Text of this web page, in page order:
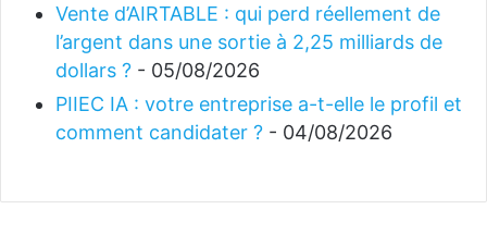
Vente d’AIRTABLE : qui perd réellement de
l’argent dans une sortie à 2,25 milliards de
dollars ? - 05/08/2026
PIIEC IA : votre entreprise a-t-elle le profil et
comment candidater ? - 04/08/2026